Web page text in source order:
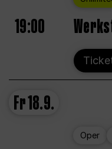
19:00
Fr18.9.
Oper